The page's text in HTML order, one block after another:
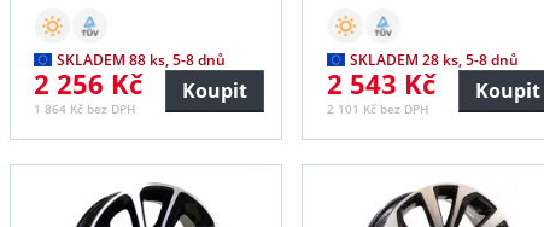
SKLADEM 88 ks, 5-8 dnů
2 256 Kč
1 864 Kč bez DPH
Koupit
SKLADEM 28 ks, 5-8 dnů
2 543 Kč
2 101 Kč bez DPH
Koupit